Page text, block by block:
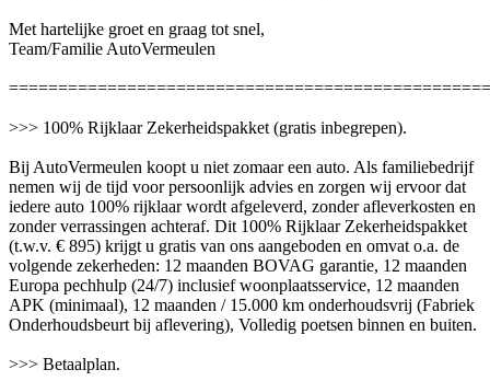
Met hartelijke groet en graag tot snel,
Team/Familie AutoVermeulen
>>> 100% Rijklaar Zekerheidspakket (gratis inbegrepen).
Bij AutoVermeulen koopt u niet zomaar een auto. Als familiebedrijf
nemen wij de tijd voor persoonlijk advies en zorgen wij ervoor dat
iedere auto 100% rijklaar wordt afgeleverd, zonder afleverkosten en
zonder verrassingen achteraf. Dit 100% Rijklaar Zekerheidspakket
(t.w.v. € 895) krijgt u gratis van ons aangeboden en omvat o.a. de
volgende zekerheden: 12 maanden BOVAG garantie, 12 maanden
Europa pechhulp (24/7) inclusief woonplaatsservice, 12 maanden
APK (minimaal), 12 maanden / 15.000 km onderhoudsvrij (Fabriek
Onderhoudsbeurt bij aflevering), Volledig poetsen binnen en buiten.
>>> Betaalplan.